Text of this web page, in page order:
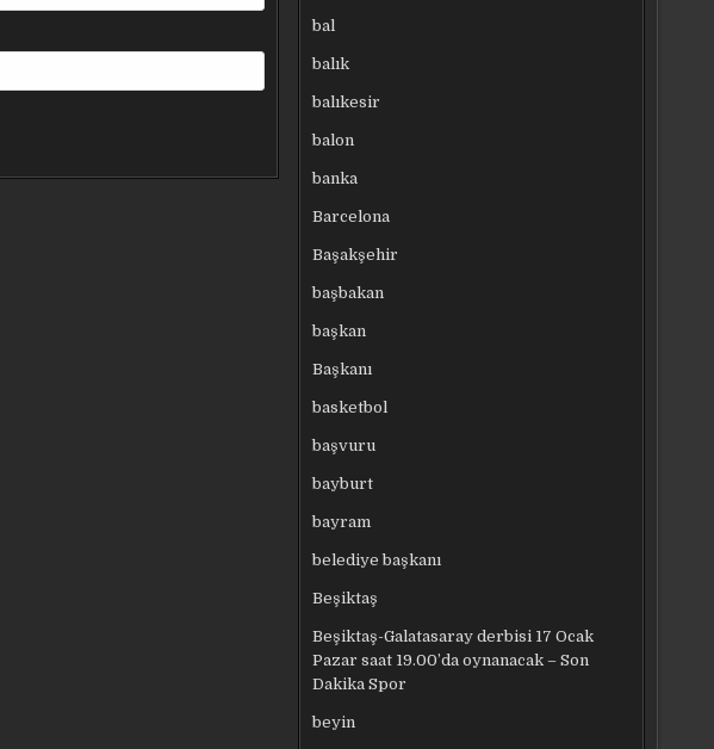
bal
balık
balıkesir
balon
banka
Barcelona
Başakşehir
başbakan
başkan
Başkanı
basketbol
başvuru
bayburt
bayram
belediye başkanı
Beşiktaş
Beşiktaş-Galatasaray derbisi 17 Ocak
Pazar saat 19.00’da oynanacak – Son
Dakika Spor
beyin